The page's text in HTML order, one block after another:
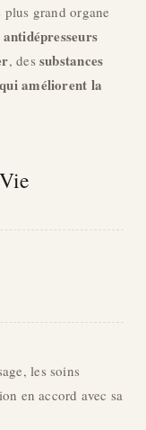
grand organe
antidépresseurs
, dessubstances
améliorent la
les soins
en accord avec sa